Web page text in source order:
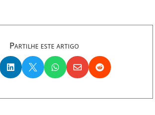
Partilhe este artigo
    